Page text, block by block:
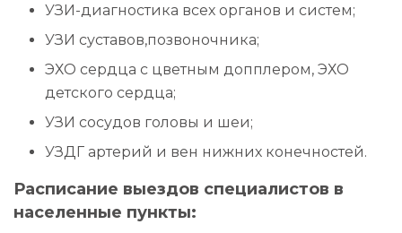
УЗИ-диагностика всех органов и систем;
УЗИ суставов,позвоночника;
ЭХО сердца с цветным допплером, ЭХО
детского сердца;
УЗИ сосудов головы и шеи;
УЗДГ артерий и вен нижних конечностей.
Расписание выездов специалистов в
населенные пункты: